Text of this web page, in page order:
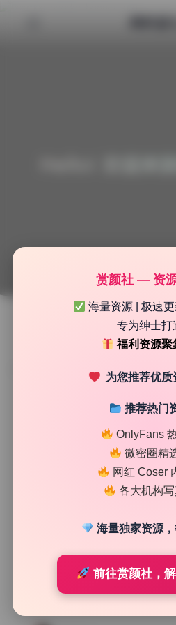
Cosplay合集
汪知子23套6G 高清画册 无水
赏颜社 — 资
海量资源 | 极速
专为绅士打
福利资源聚
为您推荐优质
推荐热门
OnlyFans
微密圈精
网红 Coser
各大机构
海量独家资源，
前往赏颜社，